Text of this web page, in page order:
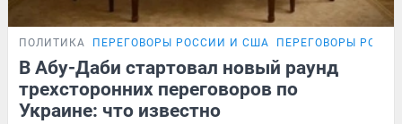
ПОЛИТИКА ПЕРЕГОВОРЫ РОССИИ И США ПЕРЕГОВОРЫ
В Абу-Даби стартовал новый раунд
трехсторонних переговоров по
Украине: что известно